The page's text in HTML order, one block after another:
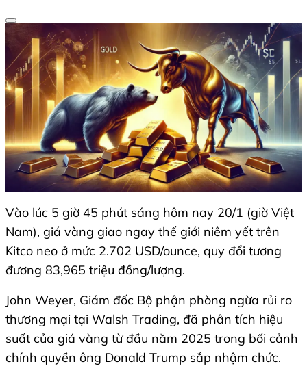
Vào lúc 5 giờ 45 phút sáng hôm nay 20/1 (giờ Việt
Nam), giá vàng giao ngay thế giới niêm yết trên
Kitco neo ở mức 2.702 USD/ounce, quy đổi tương
đương 83,965 triệu đồng/lượng.
John Weyer, Giám đốc Bộ phận phòng ngừa rủi ro
thương mại tại Walsh Trading, đã phân tích hiệu
suất của giá vàng từ đầu năm 2025 trong bối cảnh
chính quyền ông Donald Trump sắp nhậm chức.